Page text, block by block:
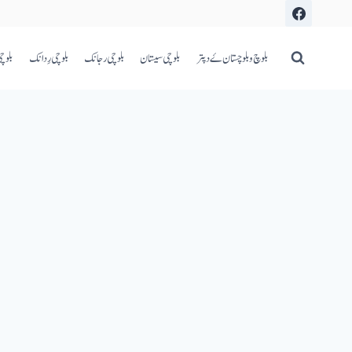
بلوچی رِدانک بلوچی رجانک بلوچی سیستان بلوچ و بلوچستان ۓ دپتر